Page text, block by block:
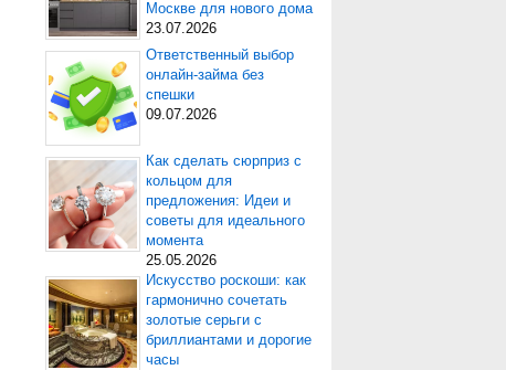
Москве для нового дома
23.07.2026
Ответственный выбор
онлайн-займа без
спешки
09.07.2026
Как сделать сюрприз с
кольцом для
предложения: Идеи и
советы для идеального
момента
25.05.2026
Искусство роскоши: как
гармонично сочетать
золотые серьги с
бриллиантами и дорогие
часы